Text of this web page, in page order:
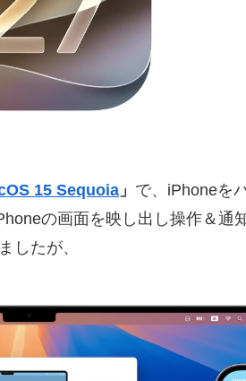
15 Sequoia 」 で、iPhoneを
の画面を映し出し操作＆通
したが、